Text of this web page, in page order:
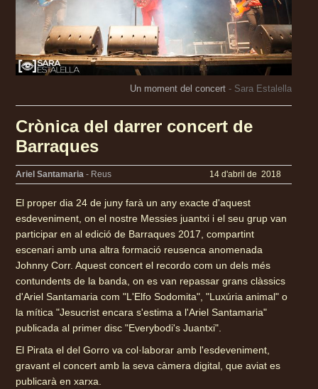
Un moment del concert - Sara Estalella
Crònica del darrer concert de
Barraques
Ariel Santamaria - Reus 14 d'abril de 2018
El proper dia 24 de juny farà un any exacte d'aquest
esdeveniment, on el nostre Messies juantxi i el seu grup van
participar en al edició de Barraques 2017, compartint
escenari amb una altra formació reusenca anomenada
Johnny Corr. Aquest concert el recordo com un dels més
contundents de la banda, on es van repassar grans clàssics
d'Ariel Santamaria com "L'Elfo Sodomita", "Luxúria animal" o
la mítica "Jesucrist encara s'estima a l'Ariel Santamaria"
publicada al primer disc "Everybodi's Juantxi".
El Pirata el del Gorro va col·laborar amb l'esdeveniment,
gravant el concert amb la seva càmera digital, que aviat es
publicarà en xarxa.